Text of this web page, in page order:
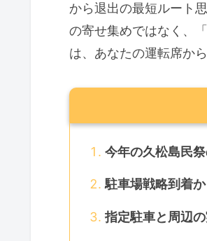
から退出の最短ルート
の寄せ集めではなく、
は、あなたの運転席か
今年の久松島民
駐車場戦略到着
指定駐車と周辺